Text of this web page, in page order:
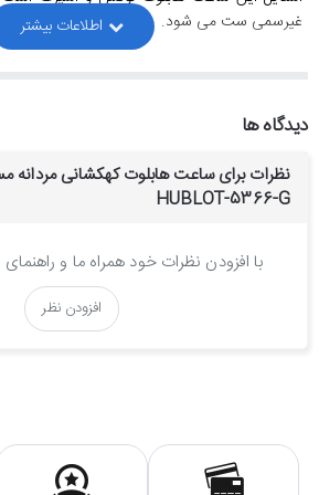
غیرسمی ست می شود.
Bleu
:
جنس بدنه و قفل این ساعت هابلوت از
ساخته شده است. همچنین بخاطر آبکاری قوی و با
مداوم تغییر رنگ نمی دهد. جنس بندش هم رابر
موتور ساعت هابلوت کهکشانی:
قابلیت های ساعت هابلوت کهکشانی:
دیدگاه ها
نظرات برای ساعت هابلوت کهکشانی مردانه
HUBLOT-5366-G
با افزودن نظرات خود همراه ما و راهنمای
افزودن نظر